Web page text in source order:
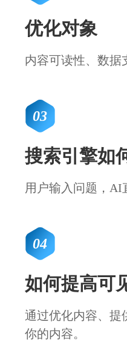
优化对象
内容可读性、数据
03
搜索引擎如
用户输入问题，AI
04
如何提高可
通过优化内容、提
你的内容。